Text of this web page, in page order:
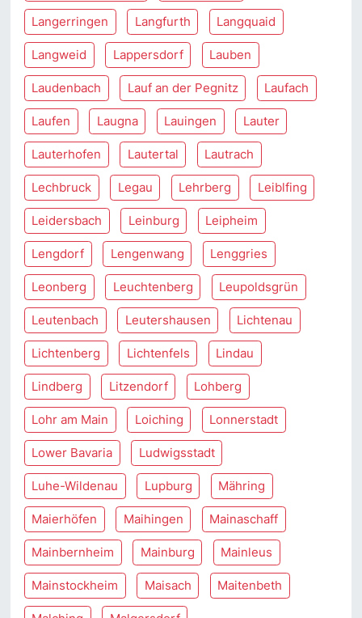
Langerringen Langfurth Langquaid
Langweid Lappersdorf Lauben
Laudenbach Lauf an der Pegnitz Laufach
Laufen Laugna Lauingen Lauter
Lauterhofen Lautertal Lautrach
Lechbruck Legau Lehrberg Leiblfing
Leidersbach Leinburg Leipheim
Lengdorf Lengenwang Lenggries
Leonberg Leuchtenberg Leupoldsgrün
Leutenbach Leutershausen Lichtenau
Lichtenberg Lichtenfels Lindau
Lindberg Litzendorf Lohberg
Lohr am Main Loiching Lonnerstadt
Lower Bavaria Ludwigsstadt
Luhe-Wildenau Lupburg Mähring
Maierhöfen Maihingen Mainaschaff
Mainbernheim Mainburg Mainleus
Mainstockheim Maisach Maitenbeth